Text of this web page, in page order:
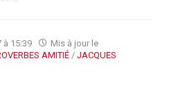
à 15:39
Mis à jour le
AMITIÉ / JACQUES